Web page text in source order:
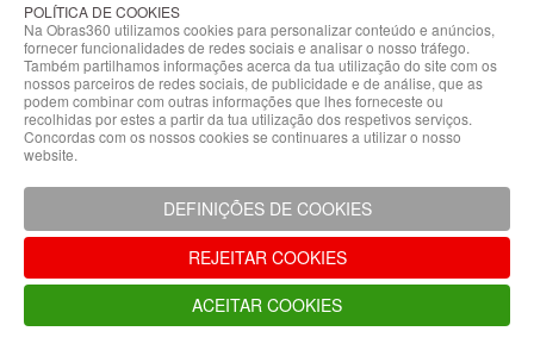
Condicionado
Acessórios
Climatização
Acessórios
Climatização
Hidráulicas
Controladores
Fixações e
Acessórios
Isolamento
para
Tubagem
POLÍTICA DE COOKIES
Na Obras360 utilizamos cookies para personalizar conteúdo e anúncios,
fornecer funcionalidades de redes sociais e analisar o nosso tráfego.
Também partilhamos informações acerca da tua utilização do site com os
nossos parceiros de redes sociais, de publicidade e de análise, que as
podem combinar com outras informações que lhes forneceste ou
recolhidas por estes a partir da tua utilização dos respetivos serviços.
Concordas com os nossos cookies se continuares a utilizar o nosso
website.
DEFINIÇÕES DE COOKIES
REJEITAR COOKIES
ACEITAR COOKIES